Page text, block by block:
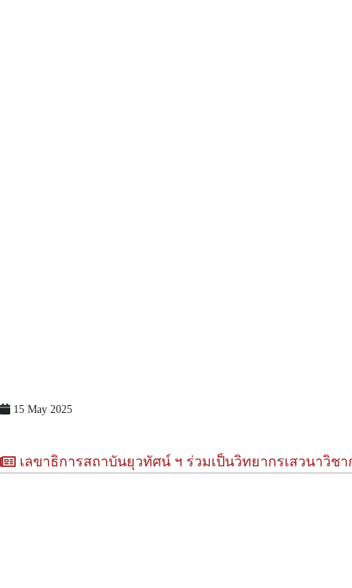
15 May 2025
เลขาธิการสถาบันยุวทัศน์ ฯ ร่วมเป็นวิทยากรเสวนา